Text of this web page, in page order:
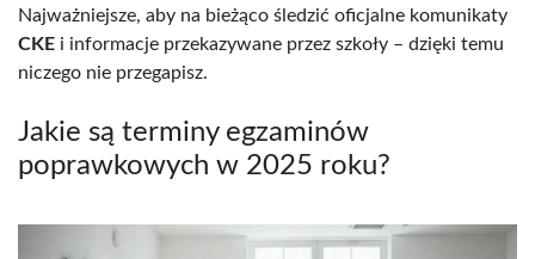
Najważniejsze, aby na bieżąco śledzić oficjalne komunikaty
CKE i informacje przekazywane przez szkoły – dzięki temu
niczego nie przegapisz.
Jakie są terminy egzaminów
poprawkowych w 2025 roku?